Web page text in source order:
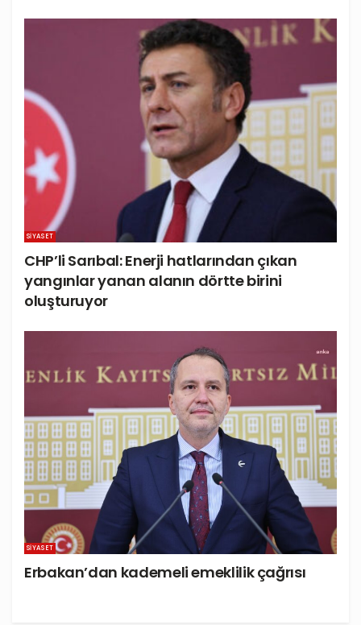
SIYASET
CHP’li Sarıbal: Enerji hatlarından çıkan
yangınlar yanan alanın dörtte birini
oluşturuyor
SIYASET
Erbakan’dan kademeli emeklilik çağrısı